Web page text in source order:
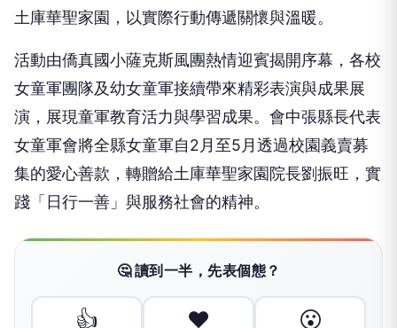
土庫華聖家園，以實際行動傳遞關懷與溫暖。
活動由僑真國小薩克斯風團熱情迎賓揭開序幕，各校
女童軍團隊及幼女童軍接續帶來精彩表演與成果展
演，展現童軍教育活力與學習成果。會中張縣長代表
女童軍會將全縣女童軍自2月至5月透過校園義賣募
集的愛心善款，轉贈給土庫華聖家園院長劉振旺，實
踐「日行一善」與服務社會的精神。
🤔 讀到一半，先表個態？
👍 ❤️ 😮